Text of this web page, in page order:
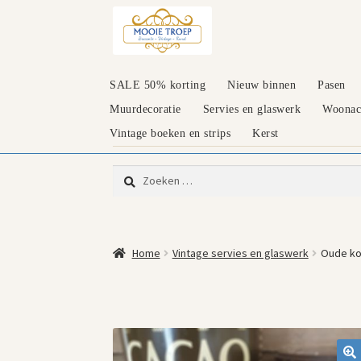
door
naar
SALE 50% korting Nieuw binnen
Pasen
Muurdecoratie
Servies en glaswerk
Vintage boeken en strips
Kerst
Zoeken
naar:
Home Vintage servies en glaswerk Oude